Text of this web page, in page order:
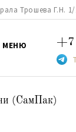
Трошева Г.Н.
МЕНЮ +7
(СамПак)